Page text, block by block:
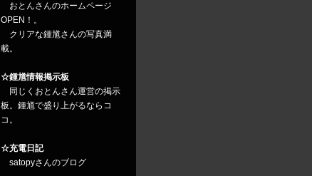
おとんさんのホームページ
OPEN！。
クリアな鍾馗さんの写真満
載。
☆鍾馗情報掲示板
同じくおとんさん運営の掲示
板。鍾馗で盛り上がるならコ
コ。
☆充電日記
satopyさんのブログ